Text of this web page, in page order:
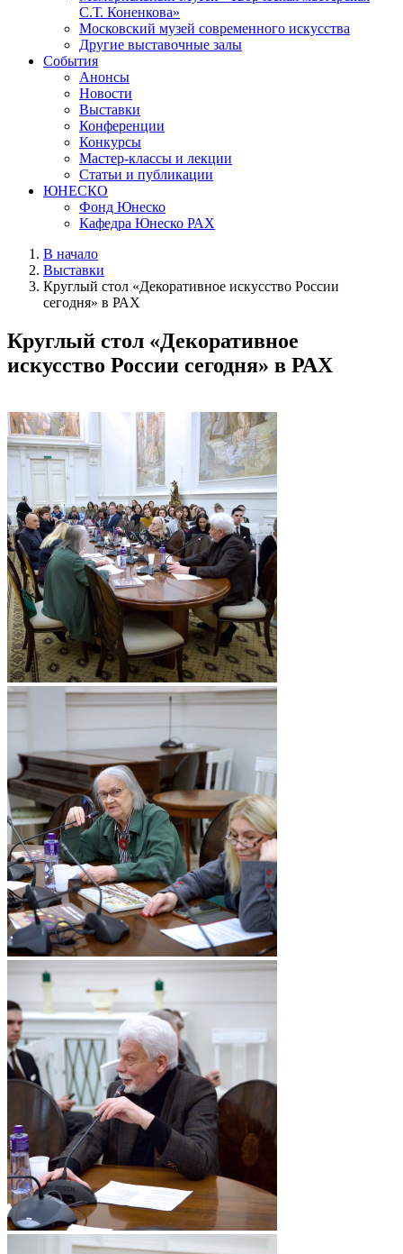
С.Т. Коненкова»
Московский музей современного искусства
Другие выставочные залы
События
Анонсы
Новости
Выставки
Конференции
Конкурсы
Мастер-классы и лекции
Статьи и публикации
ЮНЕСКО
Фонд Юнеско
Кафедра Юнеско РАХ
В начало
Выставки
Круглый стол «Декоративное искусство России
сегодня» в РАХ
Круглый стол «Декоративное
искусство России сегодня» в РАХ